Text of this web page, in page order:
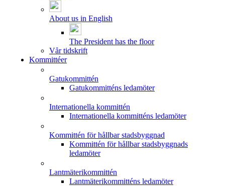
About us in English
The President has the floor
Vår tidskrift
Kommittéer
Gatukommittén
Gatukommitténs ledamöter
Internationella kommittén
Internationella kommitténs ledamöter
Kommittén för hållbar stadsbyggnad
Kommittén för hållbar stadsbyggnads
ledamöter
Lantmäterikommittén
Lantmäterikommitténs ledamöter